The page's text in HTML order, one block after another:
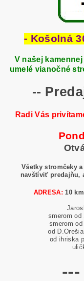
- Košolná
V našej
umelé vianočné
--
Radi Vás
Všetky stromčeky
navštíviť predajňu,
ADRESA:10
smerom od
smerom
od
od ihriska
---